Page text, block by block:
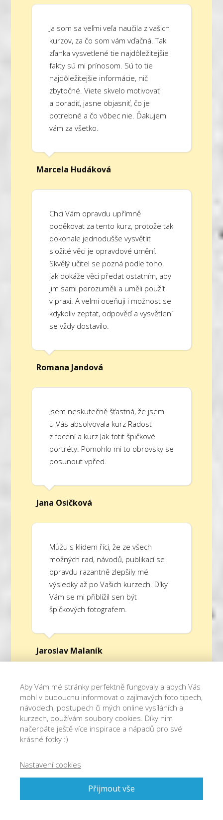
Ja som sa veľmi veľa naučila z vašich
kurzov, za čo som vám vďačná. Tak
zľahka vysvetlené tie najdôležitejšie
fakty sú mi prínosom. Sú to tie
najdôležitejšie informácie, nič
zbytočné. Viete skvelo motivovať
a poradiť, jasne objasniť, čo je
potrebné a čo vôbec nie. Ďakujem
vám za všetko.
Marcela Hudáková
Chci Vám opravdu upřímně
poděkovat za tento kurz, protože tak
dokonale jednodušše vysvětlit
složité věci je opravdové umění.
Skvělý učitel se pozná podle toho,
jak dokáže věci předat ostatním, aby
jim sami porozuměli a uměli použít
v praxi. A velmi oceňuji i možnost se
kdykoliv zeptat, odpověď a vysvětlení
se vždy dostavilo.
Romana Jandová
Jsem neskutečně šťastná, že jsem
u Vás absolvovala kurz Radost
z focení a kurz Jak fotit špičkové
portréty. Pomohlo mi to obrovsky se
posunout vpřed.
Jana Osičková
Můžu s klidem říci, že ze všech
možných rad, návodů, publikací se
opravdu razantně zlepšily mé
výsledky až po Vašich kurzech. Díky
Vám se mi přiblížil sen být
špičkových fotografem.
Jaroslav Malaník
Má radost nezná mezí
Po delší
době se vracím k foceni a díky vám
s obrovskou chutí a vírou v sebe
sama
Opravdu to funguje,
a motivujete
chybu. S vámi je to prostě pohoda
Ještě jednou velké díky!
Aby Vám mé stránky perfektně fungovaly a abych Vás
mohl v budoucnu informovat o zajímavých foto tipech,
návodech, postupech či mých online vysíláních a
kurzech, používám soubory cookies. Díky nim
načerpáte ještě více inspirace a nápadů pro své
krásné fotky :)
Nastavení cookies
Přijmout vše